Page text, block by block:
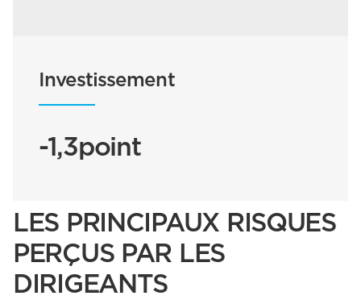
Investissement
-1,3point
LES PRINCIPAUX RISQUES
PERÇUS PAR LES
DIRIGEANTS